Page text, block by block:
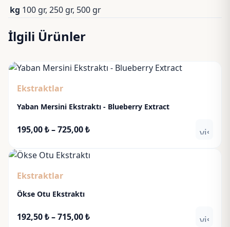
kg 100 gr, 250 gr, 500 gr
İlgili Ürünler
Ekstraktlar
Yaban Mersini Ekstraktı - Blueberry Extract
195,00₺–725,00₺Fiyat
195,00 ₺
Ekstraktlar
Ökse Otu Ekstraktı
192,50₺–715,00₺Fiyat